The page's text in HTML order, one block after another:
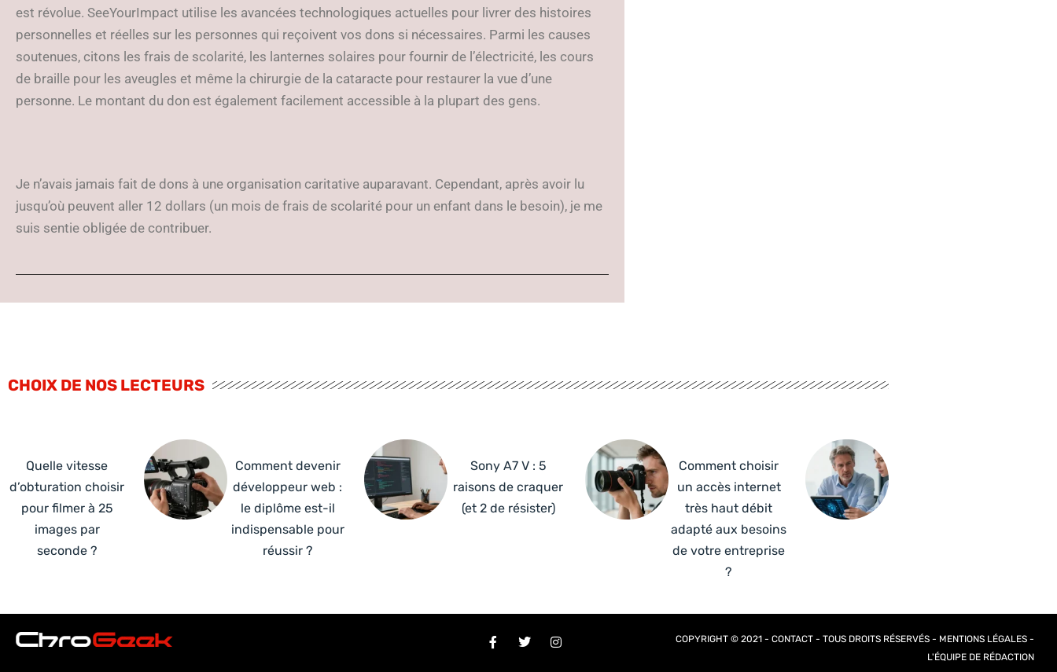
est révolue. SeeYourImpact utilise les avancées technologiques actuelles pour livrer des histoires
personnelles et réelles sur les personnes qui reçoivent vos dons si nécessaires. Parmi les causes
soutenues, citons les frais de scolarité, les lanternes solaires pour fournir de l’électricité, les cours
de braille pour les aveugles et même la chirurgie de la cataracte pour restaurer la vue d’une
personne. Le montant du don est également facilement accessible à la plupart des gens.
Je n’avais jamais fait de dons à une organisation caritative auparavant. Cependant, après avoir lu
jusqu’où peuvent aller 12 dollars (un mois de frais de scolarité pour un enfant dans le besoin), je me
suis sentie obligée de contribuer.
CHOIX DE NOS LECTEURS
Quelle vitesse
d’obturation choisir
pour filmer à 25
images par
seconde ?
Comment devenir
développeur web :
le diplôme est-il
indispensable pour
réussir ?
Sony A7 V : 5
raisons de craquer
(et 2 de résister)
Comment choisir
un accès internet
très haut débit
adapté aux besoins
de votre entreprise
?
COPYRIGHT © 2021 - CONTACT - TOUS DROITS RÉSERVÉS - MENTIONS LÉGALES -
L'ÉQUIPE DE RÉDACTION